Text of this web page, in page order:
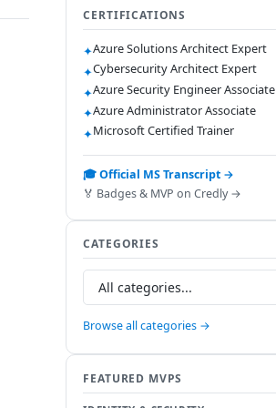
CERTIFICATIONS
✦Azure Solutions Architect Expert
✦Cybersecurity Architect Expert
✦Azure Security Engineer Associate
✦Azure Administrator Associate
✦Microsoft Certified Trainer
🎓 Official MS Transcript →
🏅 Badges & MVP on Credly →
CATEGORIES
Browse all categories →
FEATURED MVPS